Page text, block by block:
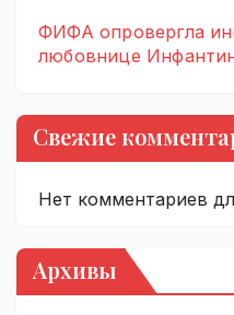
ФИФА опровергла
любовнице
Свежие
Нет комментариев
Архивы